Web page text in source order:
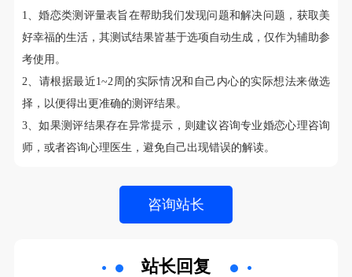
1、婚恋类测评量表旨在帮助我们发现问题和解决问题，获取美
好幸福的生活，其测试结果皆基于选项自动生成，仅作为辅助参
考使用。
2、请根据最近1~2周的实际情况和自己内心的实际想法来做选
择，以便得出更准确的测评结果。
3、如果测评结果存在异常提示，则建议咨询专业婚恋心理咨询
师，或者咨询心理医生，避免自己出现错误的解读。
站长回复